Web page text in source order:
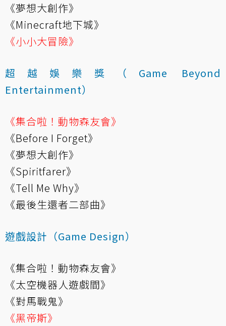
《夢想大創作》
《Minecraft地下城》
《小小大冒險》
超越娛樂獎（Game Beyond
Entertainment）
《集合啦！動物森友會》
《Before I Forget》
《夢想大創作》
《Spiritfarer》
《Tell Me Why》
《最後生還者二部曲》
遊戲設計（Game Design）
《集合啦！動物森友會》
《太空機器人遊戲間》
《對馬戰鬼》
《黑帝斯》